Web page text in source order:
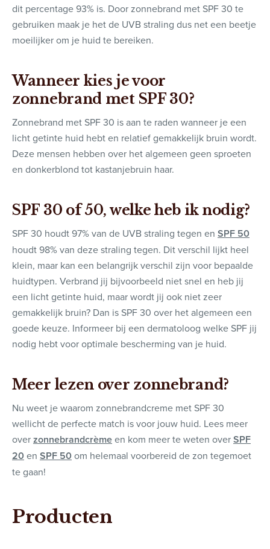
dit percentage 93% is. Door zonnebrand met SPF 30 te
gebruiken maak je het de UVB straling dus net een beetje
moeilijker om je huid te bereiken.
Wanneer kies je voor
zonnebrand met SPF 30?
Zonnebrand met SPF 30 is aan te raden wanneer je een
licht getinte huid hebt en relatief gemakkelijk bruin wordt.
Deze mensen hebben over het algemeen geen sproeten
en donkerblond tot kastanjebruin haar.
SPF 30 of 50, welke heb ik nodig?
SPF 30 houdt 97% van de UVB straling tegen en SPF 50
houdt 98% van deze straling tegen. Dit verschil lijkt heel
klein, maar kan een belangrijk verschil zijn voor bepaalde
huidtypen. Verbrand jij bijvoorbeeld niet snel en heb jij
een licht getinte huid, maar wordt jij ook niet zeer
gemakkelijk bruin? Dan is SPF 30 over het algemeen een
goede keuze. Informeer bij een dermatoloog welke SPF jij
nodig hebt voor optimale bescherming van je huid.
Meer lezen over zonnebrand?
Nu weet je waarom zonnebrandcreme met SPF 30
wellicht de perfecte match is voor jouw huid. Lees meer
overzonnebrandcrèmeen kom meer te weten overSPF
20en SPF 50om helemaal voorbereid de zon tegemoet
te gaan!
Producten